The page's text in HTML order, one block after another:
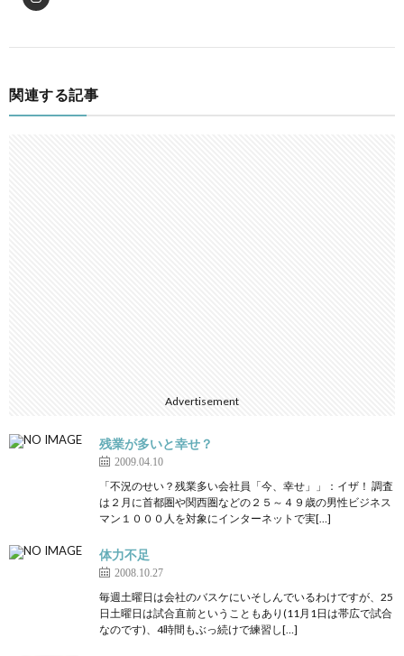
関連する記事
Advertisement
残業が多いと幸せ？
2009.04.10
「不況のせい？残業多い会社員「今、幸せ」」：イザ！ 調査
は２月に首都圏や関西圏などの２５～４９歳の男性ビジネス
マン１０００人を対象にインターネットで実[…]
体力不足
2008.10.27
毎週土曜日は会社のバスケにいそしんでいるわけですが、25
日土曜日は試合直前ということもあり(11月1日は帯広で試合
なのです)、4時間もぶっ続けで練習し[…]